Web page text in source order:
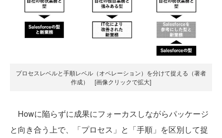
プロセスレベルと手順レベル（オペレーション）を分けて捉える（著者
作成） [画像クリックで拡大]
Howに陥らずに成果にフォーカスしながらパッケージ
と向き合う上で、「プロセス」と「手順」を区別して捉